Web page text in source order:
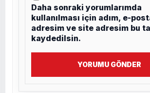
Daha sonraki yorumlarımda
kullanılması için adım, e-
adresim ve site adresim bu
kaydedilsin.
YORUMU GÖNDER